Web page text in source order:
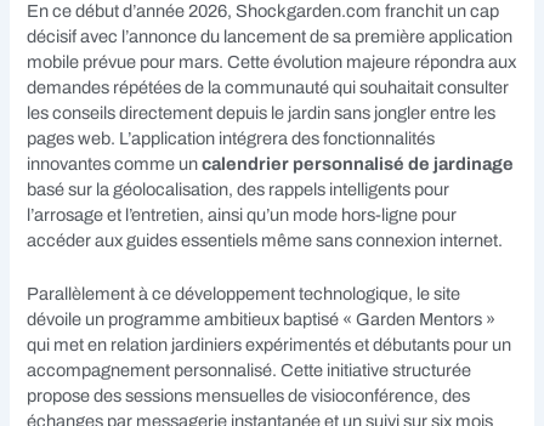
En ce début d’année 2026, Shockgarden.com franchit un cap
décisif avec l’annonce du lancement de sa première application
mobile prévue pour mars. Cette évolution majeure répondra aux
demandes répétées de la communauté qui souhaitait consulter
les conseils directement depuis le jardin sans jongler entre les
pages web. L’application intégrera des fonctionnalités
innovantes comme uncalendrier personnalisé de jardinage
basé sur la géolocalisation, des rappels intelligents pour
l’arrosage et l’entretien, ainsi qu’un mode hors-ligne pour
accéder aux guides essentiels même sans connexion internet.
Parallèlement à ce développement technologique, le site
dévoile un programme ambitieux baptisé « Garden Mentors »
qui met en relation jardiniers expérimentés et débutants pour un
accompagnement personnalisé. Cette initiative structurée
propose des sessions mensuelles de visioconférence, des
échanges par messagerie instantanée et un suivi sur six mois